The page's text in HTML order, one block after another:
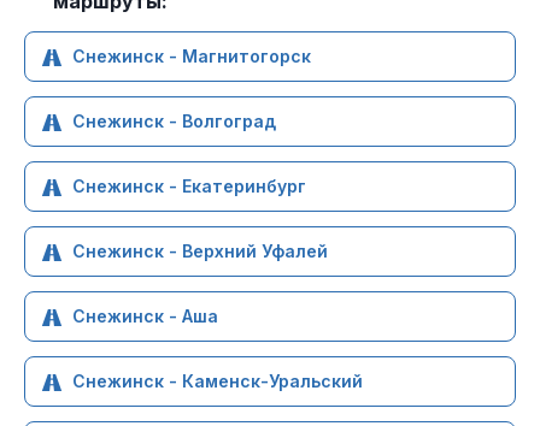
Снежинск - Магнитогорск
Снежинск - Волгоград
Снежинск - Екатеринбург
Снежинск - Верхний Уфалей
Снежинск - Аша
Снежинск - Каменск-Уральский